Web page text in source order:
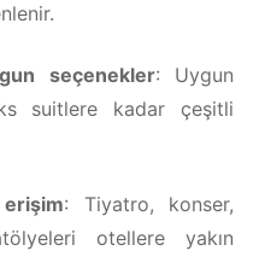
seçenekler: Uygun
suitlere kadar çeşitli
: Tiyatro, konser,
otellere yakın